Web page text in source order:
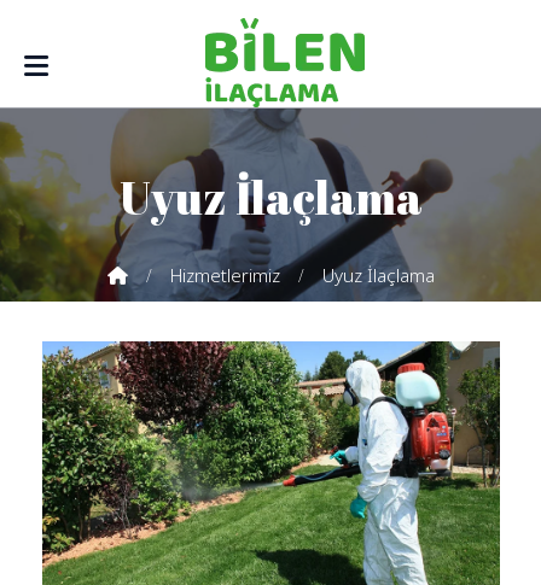
Uyuz İlaçlama
Hizmetlerimiz Uyuz İlaçlama